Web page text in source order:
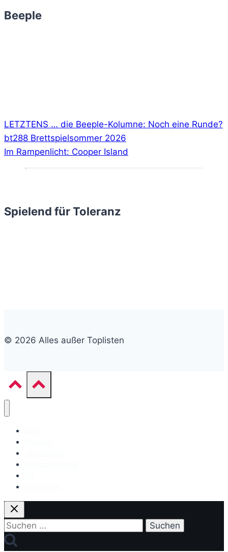
Beeple
LETZTENS … die Beeple-Kolumne: Noch eine Runde?
bt288 Brettspielsommer 2026
Im Rampenlicht: Cooper Island
Spielend für Toleranz
© 2026 Alles außer Toplisten
Suchen
nach: